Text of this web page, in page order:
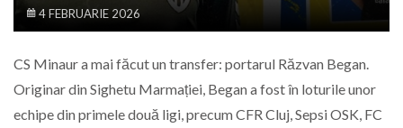
4 FEBRUARIE 2026
CS Minaur a mai făcut un transfer: portarul Răzvan Began.
Originar din Sighetu Marmației, Began a fost în loturile unor
echipe din primele două ligi, precum CFR Cluj, Sepsi OSK, FC